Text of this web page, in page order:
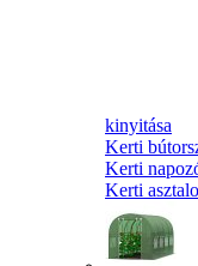
kinyitása
Kerti
Kerti
Kerti